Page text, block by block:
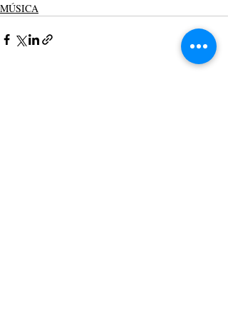
MÚSICA